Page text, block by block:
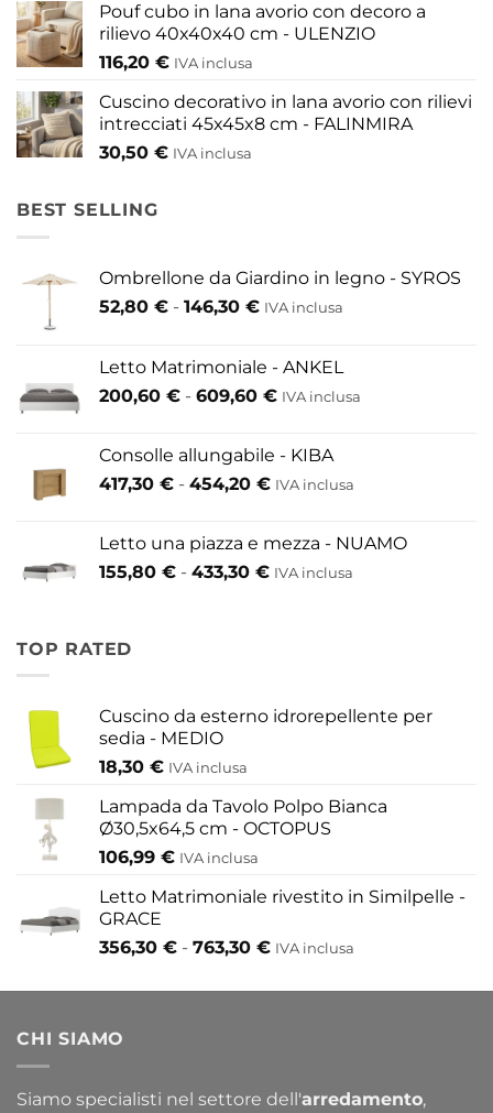
Pouf cubo in lana avorio con decoro a
rilievo 40x40x40 cm - ULENZIO
116,20 € IVA inclusa
Cuscino decorativo in lana avorio con rilievi
intrecciati 45x45x8 cm - FALINMIRA
30,50 € IVA inclusa
BEST SELLING
Ombrellone da Giardino in legno - SYROS
52,80 € - 146,30 €Fascia
da
52,80 €
146,30 €
IVA inclusa
Letto Matrimoniale - ANKEL
200,60 € - 609,60 €Fascia
da
200,60 €
609,60 €
IVA inclusa
Consolle allungabile - KIBA
417,30 € - 454,20 €Fascia
da
417,30 €
IVA inclusa
Letto una piazza e mezza - NUAMO
155,80 € - 433,30 €Fascia
433,30 €
IVA inclusa
TOP RATED
Cuscino da esterno idrorepellente per
sedia - MEDIO
18,30 € IVA inclusa
Lampada da Tavolo Polpo Bianca
Ø30,5x64,5 cm - OCTOPUS
106,99 € IVA inclusa
Letto Matrimoniale rivestito in Similpelle -
GRACE
356,30 € - 763,30 €Fascia
prezzo:
IVA inclusa
CHI SIAMO
Siamo specialisti nel settore dell'arredamento,